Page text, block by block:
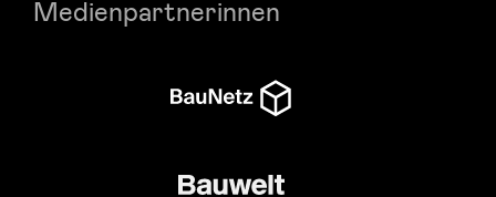
Medienpartnerinnen